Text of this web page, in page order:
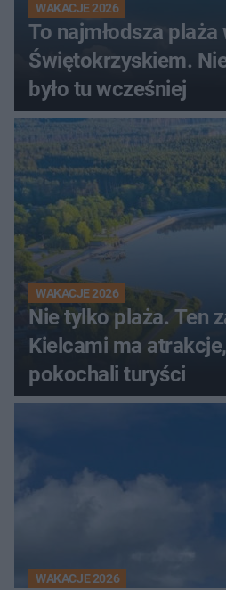
WAKACJE 2026
To najmłodsza plaża
Świętokrzyskiem.
było tu wcześniej
WAKACJE 2026
Nie tylko plaża. Ten
Kielcami ma
pokochali turyści
WAKACJE 2026